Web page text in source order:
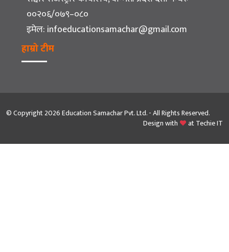
००२०६/०७९–०८०
इमेल: infoeducationsamachar@gmail.com
हाम्रो टीम
© Copyright 2026 Education Samachar Pvt. Ltd. - All Rights Reserved.
Design with
atTechie IT